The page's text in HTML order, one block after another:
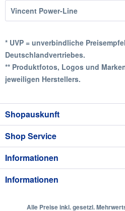
Vincent Power-Line
* UVP = unverbindliche
Deutschlandvertriebes.
** Produktfotos, Logos und
jeweiligen Herstellers.
Shopauskunft
Shop Service
Informationen
Informationen
Alle Preise inkl. gesetzl.